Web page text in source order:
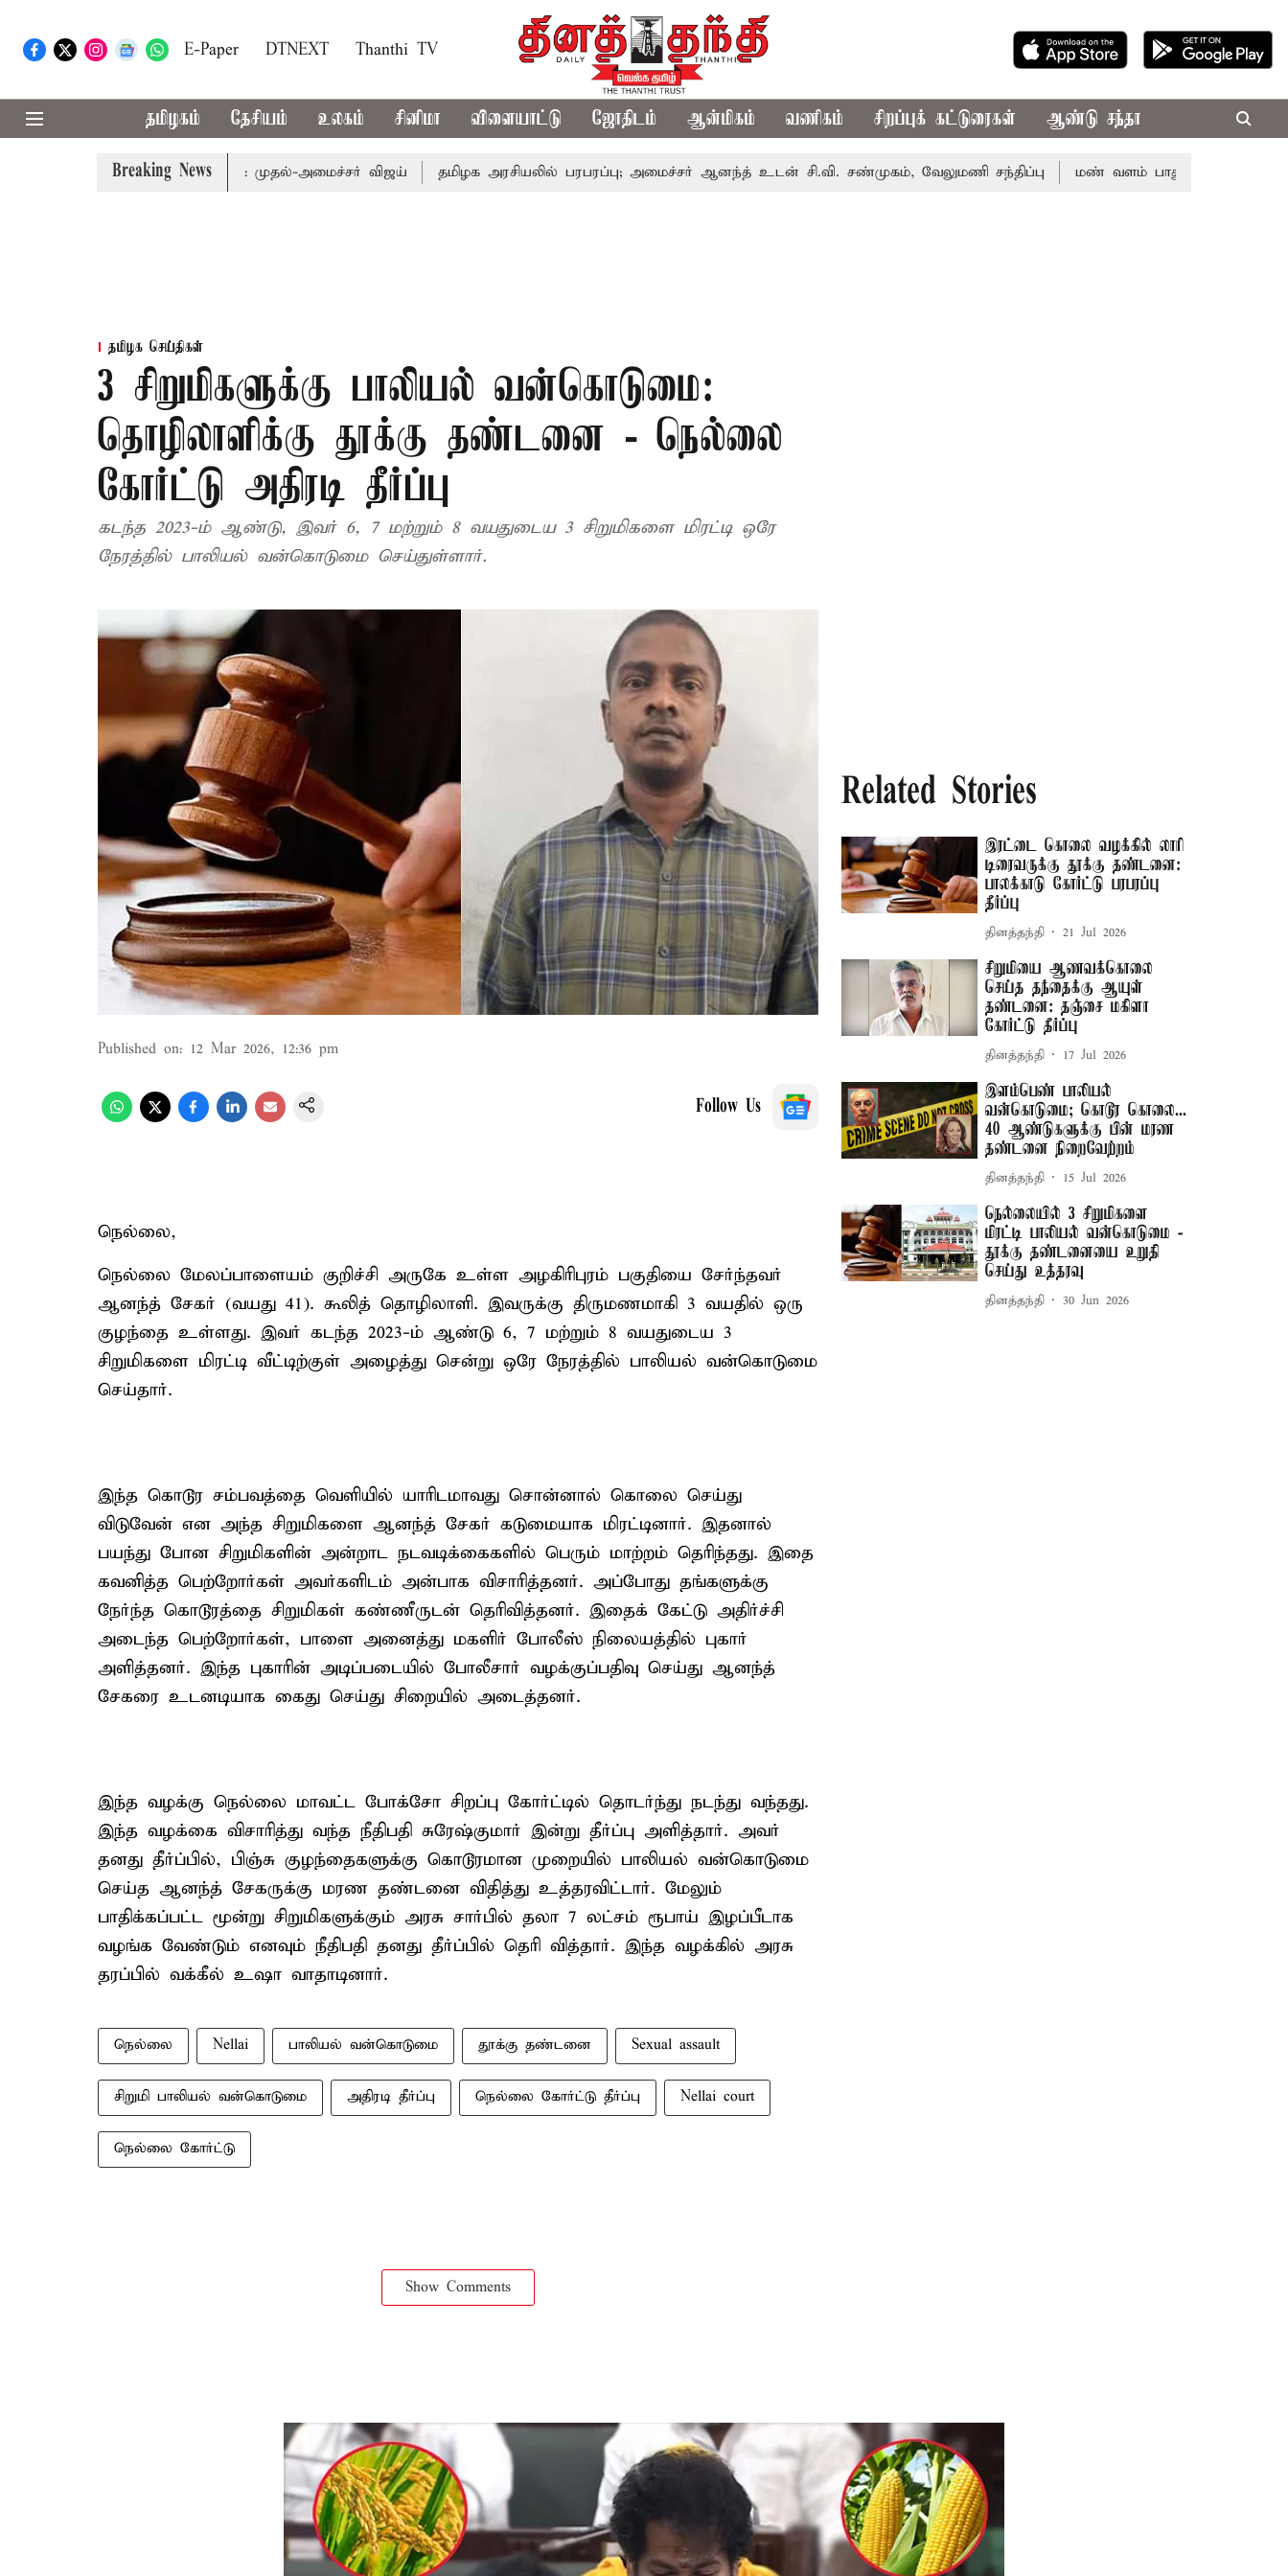
E-Paper DTNEXT Thanthi TV
தமிழகம் தேசியம் உலகம் சினிமா விளையாட்டு ஜோதிடம் ஆன்மிகம் வணிகம் சிறப்புக் கட்டுரைகள் ஆண்டு சந்தா
Breaking News
கூடிய வேளாண் பட்ஜெட்: முதல்-அமைச்சர் விஜய் தமிழக அரசியலில் பரபரப்பு; அமைச்சர் ஆனந்த் உடன் சி.வி. சண்முகம், வேலுமணி சந்திப்பு மண் வளம் பாதுகாக்க ரசாயன உரம்
தமிழக செய்திகள்
3 சிறுமிகளுக்கு பாலியல் வன்கொடுமை:
தொழிலாளிக்கு தூக்கு தண்டனை - நெல்லை
கோர்ட்டு அதிரடி தீர்ப்பு
கடந்த 2023-ம் ஆண்டு, இவர் 6, 7 மற்றும் 8 வயதுடைய 3 சிறுமிகளை மிரட்டி ஒரே
நேரத்தில் பாலியல் வன்கொடுமை செய்துள்ளார்.
Published on: 12 Mar 2026, 12:36 pm
Follow Us
நெல்லை,
நெல்லை மேலப்பாளையம் குறிச்சி அருகே உள்ள அழகிரிபுரம் பகுதியை சேர்ந்தவர்
ஆனந்த் சேகர் (வயது 41). கூலித் தொழிலாளி. இவருக்கு திருமணமாகி 3 வயதில் ஒரு
குழந்தை உள்ளது. இவர் கடந்த 2023-ம் ஆண்டு 6, 7 மற்றும் 8 வயதுடைய 3
சிறுமிகளை மிரட்டி வீட்டிற்குள் அழைத்து சென்று ஒரே நேரத்தில் பாலியல் வன்கொடுமை
செய்தார்.
இந்த கொடூர சம்பவத்தை வெளியில் யாரிடமாவது சொன்னால் கொலை செய்து
விடுவேன் என அந்த சிறுமிகளை ஆனந்த் சேகர் கடுமையாக மிரட்டினார். இதனால்
பயந்து போன சிறுமிகளின் அன்றாட நடவடிக்கைகளில் பெரும் மாற்றம் தெரிந்தது. இதை
கவனித்த பெற்றோர்கள் அவர்களிடம் அன்பாக விசாரித்தனர். அப்போது தங்களுக்கு
நேர்ந்த கொடூரத்தை சிறுமிகள் கண்ணீருடன் தெரிவித்தனர். இதைக் கேட்டு அதிர்ச்சி
அடைந்த பெற்றோர்கள், பாளை அனைத்து மகளிர் போலீஸ் நிலையத்தில் புகார்
அளித்தனர். இந்த புகாரின் அடிப்படையில் போலீசார் வழக்குப்பதிவு செய்து ஆனந்த்
சேகரை உடனடியாக கைது செய்து சிறையில் அடைத்தனர்.
இந்த வழக்கு நெல்லை மாவட்ட போக்சோ சிறப்பு கோர்ட்டில் தொடர்ந்து நடந்து வந்தது.
இந்த வழக்கை விசாரித்து வந்த நீதிபதி சுரேஷ்குமார் இன்று தீர்ப்பு அளித்தார். அவர்
தனது தீர்ப்பில், பிஞ்சு குழந்தைகளுக்கு கொடூரமான முறையில் பாலியல் வன்கொடுமை
செய்த ஆனந்த் சேகருக்கு மரண தண்டனை விதித்து உத்தரவிட்டார். மேலும்
பாதிக்கப்பட்ட மூன்று சிறுமிகளுக்கும் அரசு சார்பில் தலா 7 லட்சம் ரூபாய் இழப்பீடாக
வழங்க வேண்டும் எனவும் நீதிபதி தனது தீர்ப்பில் தெரி வித்தார். இந்த வழக்கில் அரசு
தரப்பில் வக்கீல் உஷா வாதாடினார்.
நெல்லை Nellai பாலியல் வன்கொடுமை தூக்கு தண்டனை Sexual assault
சிறுமி பாலியல் வன்கொடுமை அதிரடி தீர்ப்பு நெல்லை கோர்ட்டு தீர்ப்பு Nellai court
நெல்லை கோர்ட்டு
Show Comments
Related Stories
இரட்டை கொலை வழக்கில் லாரி
டிரைவருக்கு தூக்கு தண்டனை:
பாலக்காடு கோர்ட்டு பரபரப்பு
தீர்ப்பு
தினத்தந்தி 21 Jul 2026
சிறுமியை ஆணவக்கொலை
செய்த தந்தைக்கு ஆயுள்
தண்டனை: தஞ்சை மகிளா
கோர்ட்டு தீர்ப்பு
தினத்தந்தி 17 Jul 2026
இளம்பெண் பாலியல்
வன்கொடுமை; கொடூர கொலை...
40 ஆண்டுகளுக்கு பின் மரண
தண்டனை நிறைவேற்றம்
தினத்தந்தி 15 Jul 2026
நெல்லையில் 3 சிறுமிகளை
மிரட்டி பாலியல் வன்கொடுமை -
தூக்கு தண்டனையை உறுதி
செய்து உத்தரவு
தினத்தந்தி 30 Jun 2026